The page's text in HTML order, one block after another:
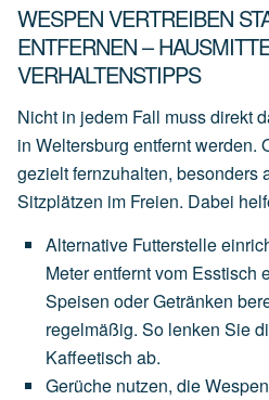
WESPEN VERTREIBEN
ENTFERNEN –
VERHALTENSTIPPS
Nicht in jedem Fall muss direkt
in Weltersburg entfernt werden.
gezielt fernzuhalten, besonders
Sitzplätzen im Freien. Dabei
Alternative Futterstelle
Meterentferntvom Esstisch
Speisen oderGetränken
regelmäßig. So lenken Sie
Kaffeetisch ab.
Gerüche nutzen, die